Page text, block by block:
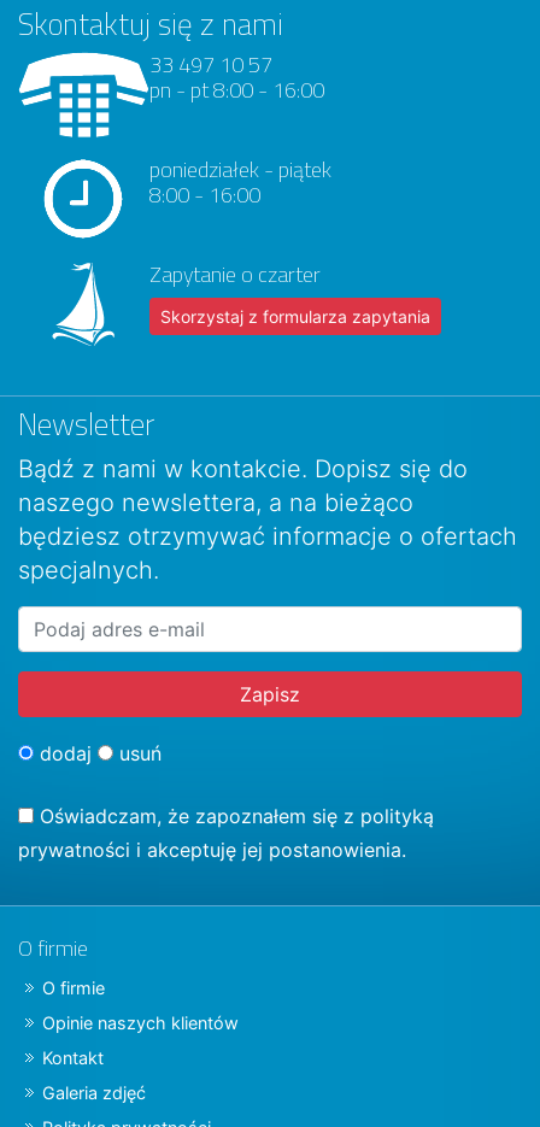
Skontaktuj się z nami
33 497 10 57
pn - pt 8:00 - 16:00
poniedziałek - piątek
8:00 - 16:00
Zapytanie o czarter
Skorzystaj z formularza zapytania
Newsletter
Bądź z nami w kontakcie. Dopisz się do
naszego newslettera, a na bieżąco
będziesz otrzymywać informacje o ofertach
specjalnych.
dodaj usuń
Oświadczam, że zapoznałem się z polityką
prywatności i akceptuję jej postanowienia.
O firmie
O firmie
Opinie naszych klientów
Kontakt
Galeria zdjęć